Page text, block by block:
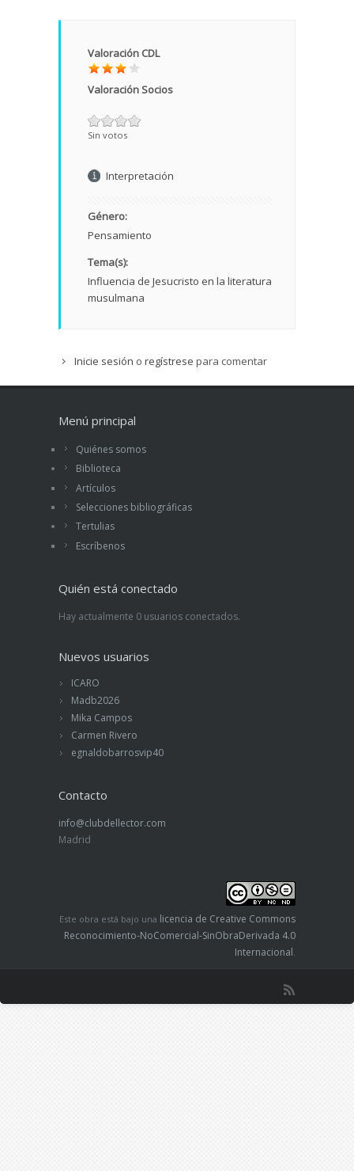
Valoración CDL
Valoración Socios
Sin votos
Interpretación
Género:
Pensamiento
Tema(s):
Influencia de Jesucristo en la literatura
musulmana
Inicie sesión o regístrese para comentar
Menú principal
Quiénes somos
Biblioteca
Artículos
Selecciones bibliográficas
Tertulias
Escríbenos
Quién está conectado
Hay actualmente 0 usuarios conectados.
Nuevos usuarios
ICARO
Madb2026
Mika Campos
Carmen Rivero
egnaldobarrosvip40
Contacto
info@clubdellector.com
Madrid
Este obra está bajo una licencia de Creative Commons
Reconocimiento-NoComercial-SinObraDerivada 4.0
Internacional